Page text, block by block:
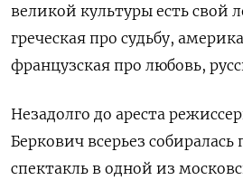
великой культуры есть свой
греческая про судьбу,
французская про любовь,
Незадолго до ареста
Беркович всерьез собиралась
спектакль в одной из